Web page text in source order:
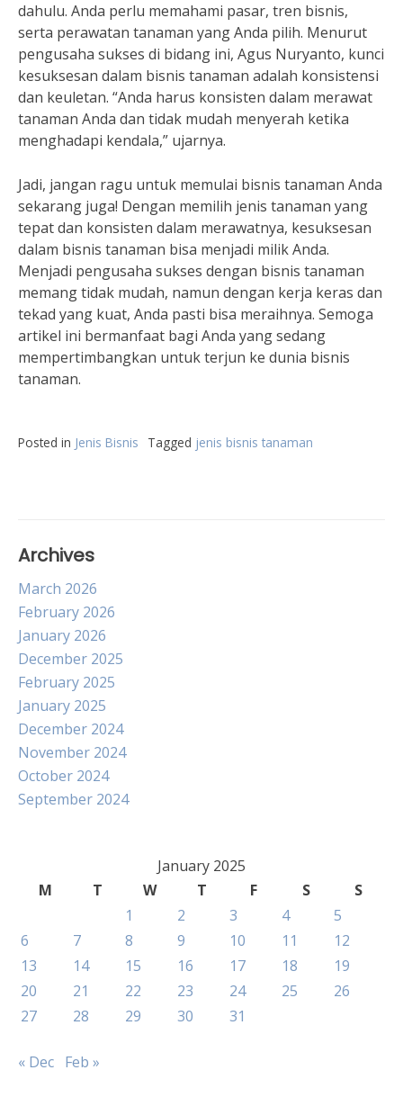
dahulu. Anda perlu memahami pasar, tren bisnis,
serta perawatan tanaman yang Anda pilih. Menurut
pengusaha sukses di bidang ini, Agus Nuryanto, kunci
kesuksesan dalam bisnis tanaman adalah konsistensi
dan keuletan. “Anda harus konsisten dalam merawat
tanaman Anda dan tidak mudah menyerah ketika
menghadapi kendala,” ujarnya.
Jadi, jangan ragu untuk memulai bisnis tanaman Anda
sekarang juga! Dengan memilih jenis tanaman yang
tepat dan konsisten dalam merawatnya, kesuksesan
dalam bisnis tanaman bisa menjadi milik Anda.
Menjadi pengusaha sukses dengan bisnis tanaman
memang tidak mudah, namun dengan kerja keras dan
tekad yang kuat, Anda pasti bisa meraihnya. Semoga
artikel ini bermanfaat bagi Anda yang sedang
mempertimbangkan untuk terjun ke dunia bisnis
tanaman.
Posted in Jenis Bisnis Tagged jenis bisnis tanaman
Archives
March 2026
February 2026
January 2026
December 2025
February 2025
January 2025
December 2024
November 2024
October 2024
September 2024
January 2025
M
T W T F S
S
1
2 3 4
5
6
7 8 9 10 11
12
13
14 15 16 17 18
19
20
21 22 23 24 25
26
27
28 29 30 31
« Dec Feb »